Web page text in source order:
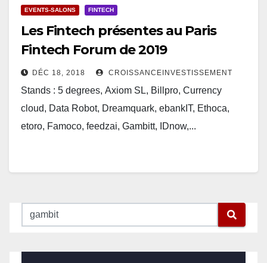
EVENTS-SALONS FINTECH
Les Fintech présentes au Paris
Fintech Forum de 2019
DÉC 18, 2018 CROISSANCEINVESTISSEMENT
Stands : 5 degrees, Axiom SL, Billpro, Currency
cloud, Data Robot, Dreamquark, ebankIT, Ethoca,
etoro, Famoco, feedzai, Gambitt, IDnow,...